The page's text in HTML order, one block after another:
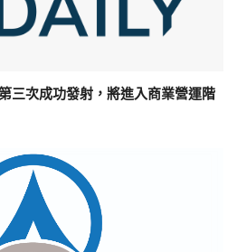
三次成功發射，將進入商業營運階